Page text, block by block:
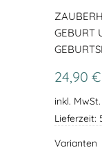
GEBURT
24,90 €
inkl. MwSt.
Lieferzeit:
Varianten